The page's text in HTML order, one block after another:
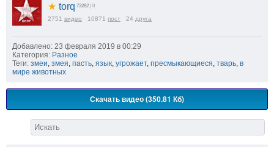
★ torq 73282 | 0
2751 видео 10871 пост 24 друга
Добавлено: 23 февраля 2019 в 00:29
Категория: Разное
Теги: змеи змея пасть язык угрожает, пресмыкающиеся тварь в
мире животных
Скачать видео (350.81 Кб)